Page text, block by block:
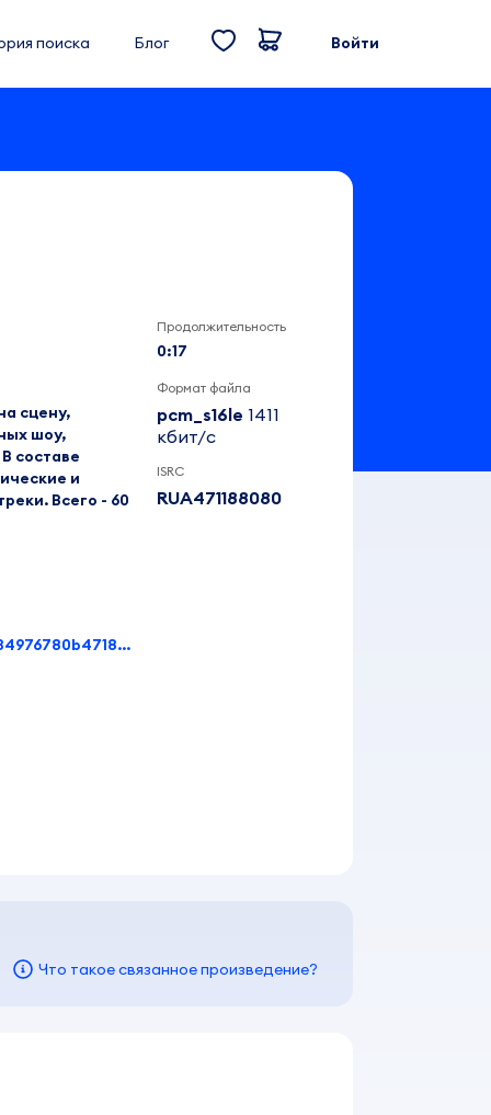
поиска Блог Войти
сцену,
шоу,
составе
и
Всего - 60
1e524c1a5abba5048e1cc18e711483be09048c34976780b471871fe5d13d17c5
Продолжительность
0:17
Формат файла
pcm_s16le 1411
кбит/c
ISRC
RUA471188080
Что такое связанное произведение?